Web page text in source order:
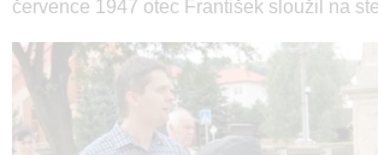
července 1947 otec František sloužil na